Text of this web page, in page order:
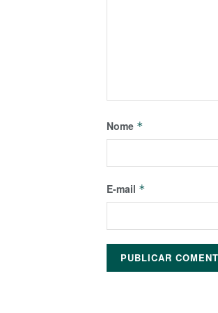
Nome *
E-mail *